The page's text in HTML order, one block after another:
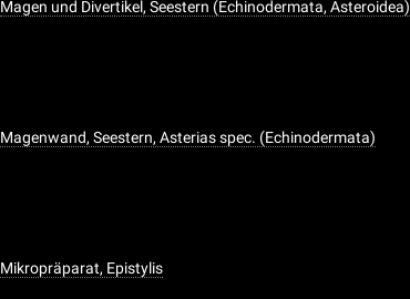
Magen und Divertikel, Seestern (Echinodermata, Asteroidea)
Magenwand, Seestern, Asterias spec. (Echinodermata)
Mikropräparat, Epistylis